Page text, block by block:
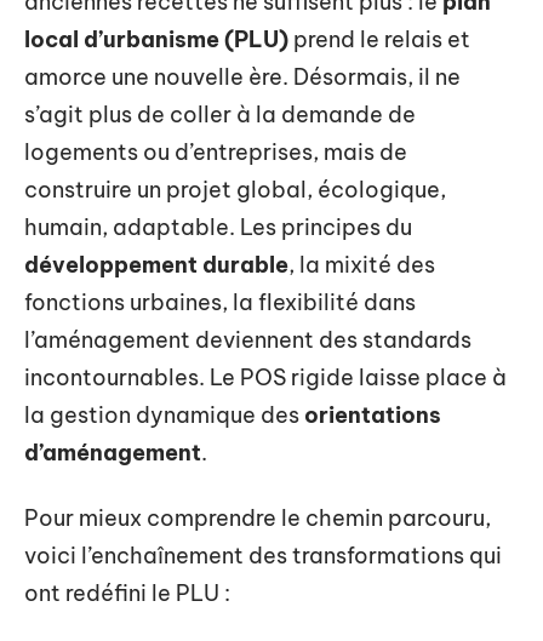
local d’urbanisme (PLU) prend le relais et
amorce une nouvelle ère. Désormais, il ne
s’agit plus de coller à la demande de
logements ou d’entreprises, mais de
construire un projet global, écologique,
humain, adaptable. Les principes du
développement durable, la mixité des
fonctions urbaines, la flexibilité dans
l’aménagement deviennent des standards
incontournables. Le POS rigide laisse place à
la gestion dynamique des orientations
d’aménagement.
Pour mieux comprendre le chemin parcouru,
voici l’enchaînement des transformations qui
ont redéfini le PLU :